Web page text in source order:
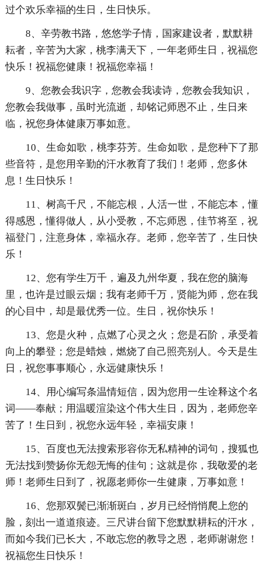
过个欢乐幸福的生日，生日快乐。
8、辛劳教书路，悠悠学子情，国家建设者，默默耕
耘者，辛苦为大家，桃李满天下，一年老师生日，祝福您
快乐！祝福您健康！祝福您幸福！
9、您教会我识字，您教会我读诗，您教会我知识，
您教会我做事，虽时光流逝，却铭记师恩不止，生日来
临，祝您身体健康万事如意。
10、生命如歌，桃李芬芳。生命如歌，是您种下了那
些音符，是您用辛勤的汗水教育了我们！老师，您多休
息！生日快乐！
11、树高千尺，不能忘根，人活一世，不能忘本，懂
得感恩，懂得做人，从小受教，不忘师恩，佳节将至，祝
福登门，注意身体，幸福永存。老师，您辛苦了，生日快
乐！
12、您有学生万千，遍及九州华夏，我在您的脑海
里，也许是过眼云烟；我有老师千万，贤能为师，您在我
的心目中，却是最优秀一位。生日，祝你快乐！
13、您是火种，点燃了心灵之火；您是石阶，承受着
向上的攀登；您是蜡烛，燃烧了自己照亮别人。今天是生
日，祝您事事顺心，永远健康快乐！
14、用心编写条温情短信，因为您用一生诠释这个名
词——奉献；用温暖渲染这个伟大生日，因为，老师您辛
苦了！生日到，祝您永远年轻，幸福安康！
15、百度也无法搜索形容你无私精神的词句，搜狐也
无法找到赞扬你无怨无悔的佳句；这就是你，我敬爱的老
师！老师生日到了，祝愿老师你一生健康，万事如意！
16、您那双鬓已渐渐斑白，岁月已经悄悄爬上您的
脸，刻出一道道痕迹。三尺讲台留下您默默耕耘的汗水，
而如今我们已长大，不敢忘您的教导之恩，老师谢谢您！
祝福您生日快乐！